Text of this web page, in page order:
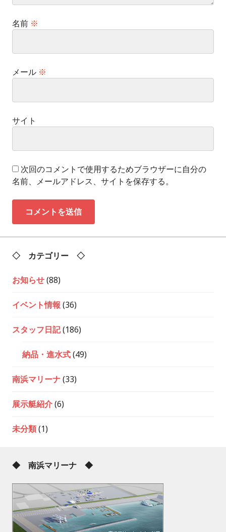
名前 ※
メール ※
サイト
次回のコメントで使用するためブラウザーに自分の
名前、メールアドレス、サイトを保存する。
◇ カテゴリー ◇
お知らせ(88)
イベント情報 (36)
スタッフ日記(186)
納品・進水式(49)
南浜マリーナ(33)
展示艇紹介(6)
未分類(1)
◆ 南浜マリーナ ◆